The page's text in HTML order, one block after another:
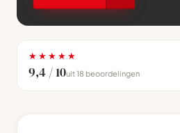
★★★★★
9,4 / 10uit 18 beoordelingen